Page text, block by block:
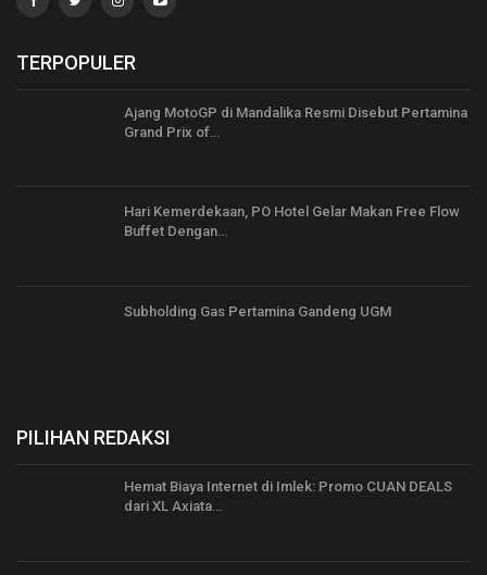
TERPOPULER
Ajang MotoGP di Mandalika Resmi Disebut Pertamina
Grand Prix of…
Hari Kemerdekaan, PO Hotel Gelar Makan Free Flow
Buffet Dengan…
Subholding Gas Pertamina Gandeng UGM
PILIHAN REDAKSI
Hemat Biaya Internet di Imlek: Promo CUAN DEALS
dari XL Axiata…